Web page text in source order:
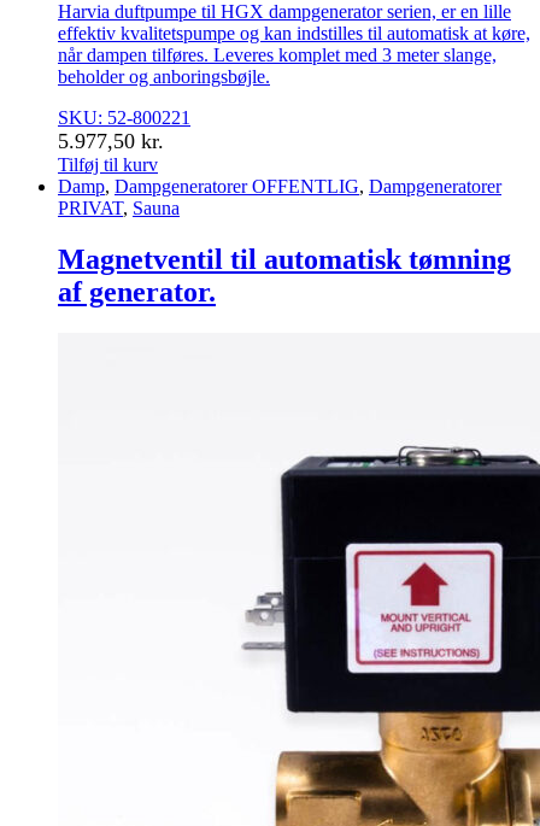
Harvia duftpumpe til HGX dampgenerator serien, er en lille
effektiv kvalitetspumpe og kan indstilles til automatisk at køre,
når dampen tilføres. Leveres komplet med 3 meter slange,
beholder og anboringsbøjle.
SKU: 52-800221
5.977,50 kr.
Tilføj til kurv
Damp, Dampgeneratorer OFFENTLIG, Dampgeneratorer
PRIVAT, Sauna
Magnetventil til automatisk tømning
af generator.